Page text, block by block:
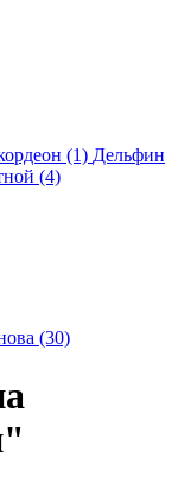
(1) Дельфин
(4)
(30)